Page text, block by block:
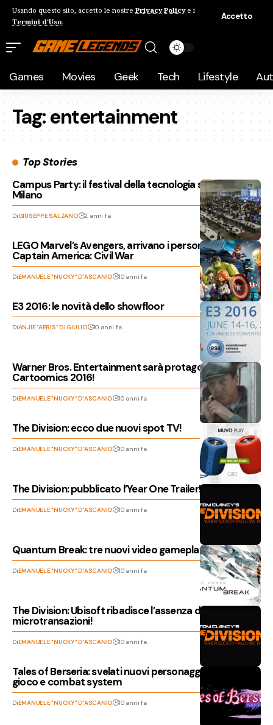
Usando questo sito, accetto le nostre Privacy Policye i
Termini d'Uso.
Accetto
Games Movies Geek Tech Lifestyle
Tag:entertainment
Top Stories
Campus Party: il festival della tecnologia si terrà a
Milano
DiGIUSEPPE SALZANO 2 anni fa
LEGO Marvel’s Avengers, arrivano i personaggi di
Captain America: Civil War
DiEMANUELE "NUCKY" D'ASCANIO 10 anni fa
E3 2016: le novità dello showfloor
DiANJIE "AERIS" DI GIULIO 10 anni fa
Warner Bros. Entertainment sarà protagonista al
Cartoomics 2016!
DiEMANUELE "NUCKY" D'ASCANIO 10 anni fa
The Division: ecco due nuovi spot TV!
DiEMANUELE "NUCKY" D'ASCANIO 10 anni fa
The Division: pubblicato l’Year One Trailer!
DiEMANUELE "NUCKY" D'ASCANIO 10 anni fa
Quantum Break: tre nuovi video gameplay!
DiEMANUELE "NUCKY" D'ASCANIO 10 anni fa
The Division: Ubisoft ribadisce l’assenza delle
microtransazioni!
DiEMANUELE "NUCKY" D'ASCANIO 10 anni fa
Tales of Berseria: svelati nuovi personaggi, mondo di
gioco e combat system
DiEMANUELE "NUCKY" D'ASCANIO 10 anni fa